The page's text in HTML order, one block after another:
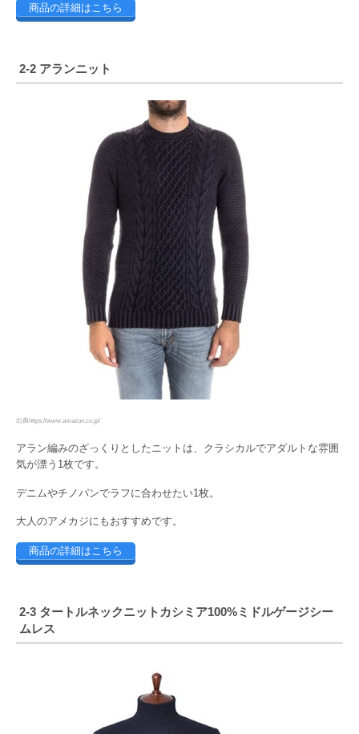
商品の詳細はこちら
2-2 アランニット
出典https://www.amazon.co.jp/
アラン編みのざっくりとしたニットは、クラシカルでアダルトな雰囲
気が漂う1枚です。
デニムやチノパンでラフに合わせたい1枚。
大人のアメカジにもおすすめです。
商品の詳細はこちら
2-3 タートルネックニットカシミア100%ミドルゲージシー
ムレス